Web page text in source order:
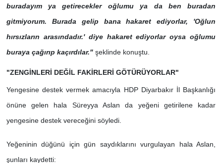
buradayım ya getirecekler oğlumu ya da ben buradan
gitmiyorum. Burada gelip bana hakaret ediyorlar, 'Oğlun
hırsızların arasındadır.' diye hakaret ediyorlar oysa oğlumu
buraya çağırıp kaçırdılar."şeklinde konuştu.
"ZENGİNLERİ DEĞİL FAKİRLERİ GÖTÜRÜYORLAR"
Yengesine destek vermek amacıyla HDP Diyarbakır İl Başkanlığı
önüne gelen hala Süreyya Aslan da yeğeni getirilene kadar
yengesine destek vereceğini söyledi.
Yeğeninin düğünü için gün saydıklarını vurgulayan hala Aslan,
şunları kaydetti: